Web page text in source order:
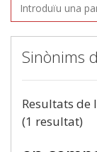
Sinònims
Resultats de
(1 resultat)